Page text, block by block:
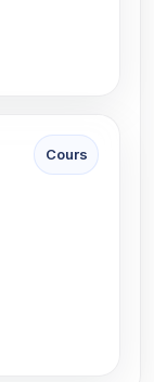
Cours